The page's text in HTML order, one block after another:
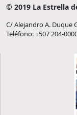
© 2019 La Estrella
C/ Alejandro A. Duque
Teléfono: +507 204-